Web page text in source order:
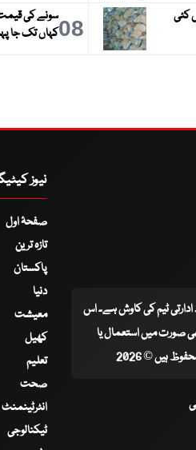
کئی
08سونے کی قیمت
کہاں تک جا
ادارتی ٹیم کی کاوش ہے۔ اس
صورت میں استعمال یا
ہیں © 2026
نیوز
صفحۂ اول
تازہ ترین
پاکستان
دنیا
معیشت
کھیل
تعلیم
صحت
انٹرٹینمنٹ
ٹیکنالوجی